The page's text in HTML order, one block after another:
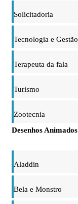
Solicitadoria
Tecnologia e
Terapeuta da fala
Turismo
Zootecnia
Desenhos Animados
Aladdin
Bela e Monstro